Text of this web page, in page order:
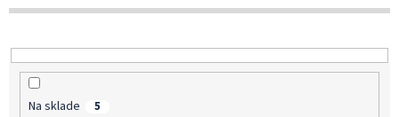
u
k
tNa sklade 5